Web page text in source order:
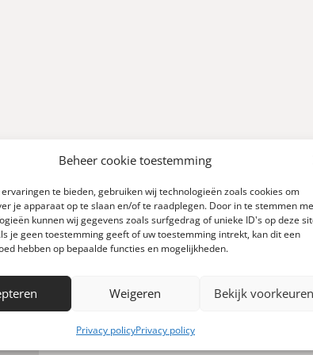
Beheer cookie toestemming
te bieden, gebruiken wij technologieën zoals cookies om
je apparaat op te slaan en/of te raadplegen. Door in te stemmen
kunnen wij gegevens zoals surfgedrag of unieke ID's op deze
je geen toestemming geeft of uw toestemming intrekt, kan dit een
hebben op bepaalde functies en mogelijkheden.
Weigeren Bekijk voorkeuren
Privacy policyPrivacy policy